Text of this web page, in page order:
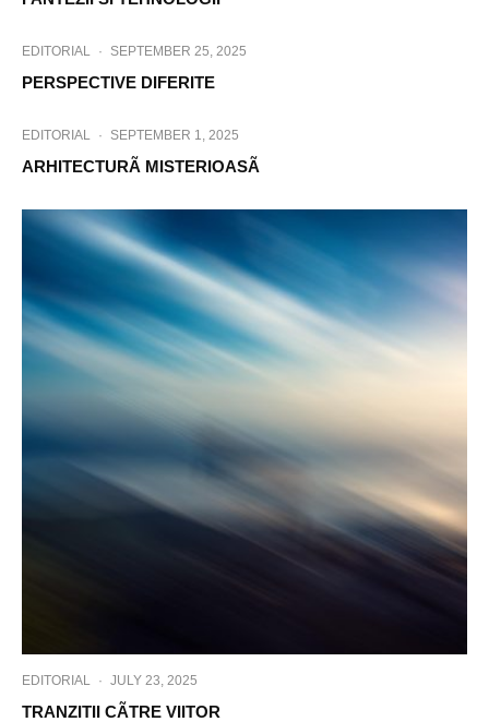
EDITORIAL · SEPTEMBER 25, 2025
PERSPECTIVE DIFERITE
EDITORIAL · SEPTEMBER 1, 2025
ARHITECTURÃ MISTERIOASÃ
EDITORIAL · JULY 23, 2025
TRANZITII CÃTRE VIITOR